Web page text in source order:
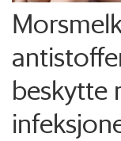
beskytte